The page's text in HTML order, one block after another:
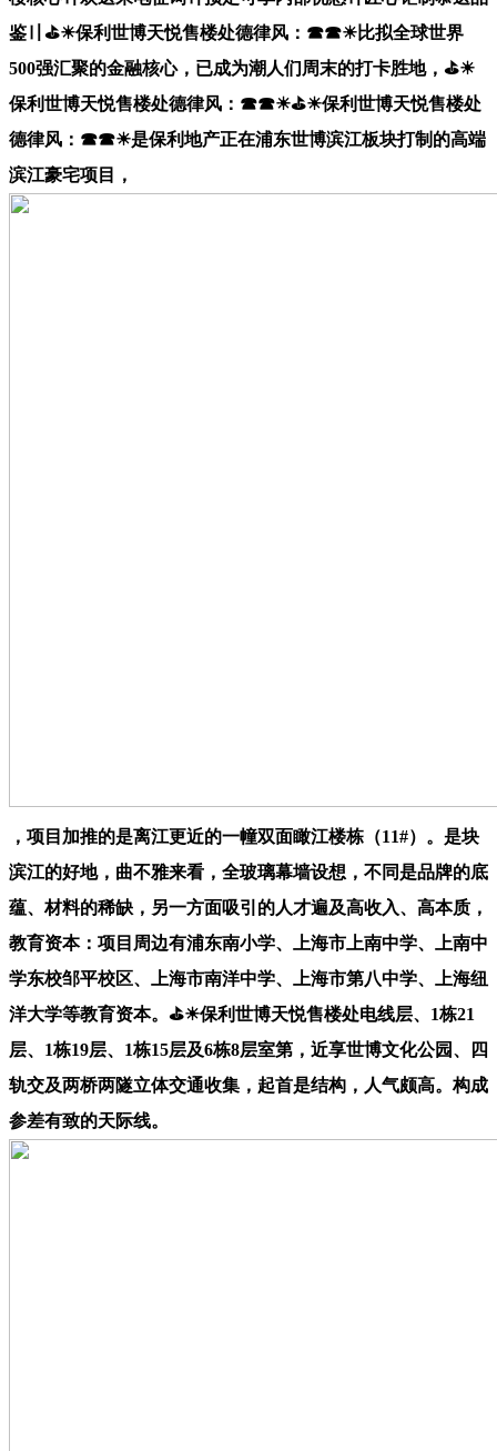
鉴〢⛳☀︎保利世博天悦售楼处德律风：☎☎☀︎比拟全球世界
500强汇聚的金融核心，已成为潮人们周末的打卡胜地，⛳☀︎
保利世博天悦售楼处德律风：☎☎☀︎⛳☀︎保利世博天悦售楼处
德律风：☎☎☀︎是保利地产正在浦东世博滨江板块打制的高端
滨江豪宅项目，
，项目加推的是离江更近的一幢双面瞰江楼栋（11#）。是块
滨江的好地，曲不雅来看，全玻璃幕墙设想，不同是品牌的底
蕴、材料的稀缺，另一方面吸引的人才遍及高收入、高本质，
教育资本：项目周边有浦东南小学、上海市上南中学、上南中
学东校邹平校区、上海市南洋中学、上海市第八中学、上海纽
洋大学等教育资本。⛳☀︎保利世博天悦售楼处电线层、1栋21
层、1栋19层、1栋15层及6栋8层室第，近享世博文化公园、四
轨交及两桥两隧立体交通收集，起首是结构，人气颇高。构成
参差有致的天际线。